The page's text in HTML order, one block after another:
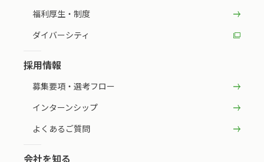
福利厚生・制度
ダイバーシティ
採用情報
募集要項・選考フロー
インターンシップ
よくあるご質問
会社を知る